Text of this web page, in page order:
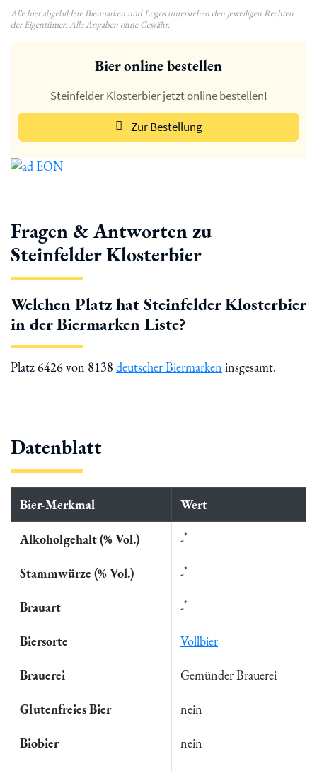
Alle hier abgebildete Biermarken und Logos unterstehen den jeweiligen Rechten
der Eigentümer. Alle Angaben ohne Gewähr.
Bier online bestellen
Steinfelder Klosterbier jetzt online bestellen!
Zur Bestellung
Fragen & Antworten zu
Steinfelder Klosterbier
Welchen Platz hat Steinfelder Klosterbier
in der Biermarken Liste?
Platz 6426 von 8138 deutscher Biermarken insgesamt.
Datenblatt
Bier-Merkmal Wert
Alkoholgehalt (% Vol.) -*
Stammwürze (% Vol.) -*
Brauart -*
Biersorte Vollbier
Brauerei Gemünder Brauerei
Glutenfreies Bier nein
Biobier nein